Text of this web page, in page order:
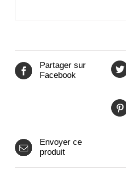
Partager sur
Facebook
Envoyer ce
produit